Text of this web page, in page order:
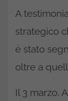
A
strategico
è stato
oltre a
Il 3 marzo,